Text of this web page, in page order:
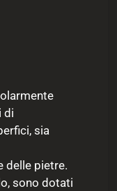
di
sia
delle pietre.
sono dotati